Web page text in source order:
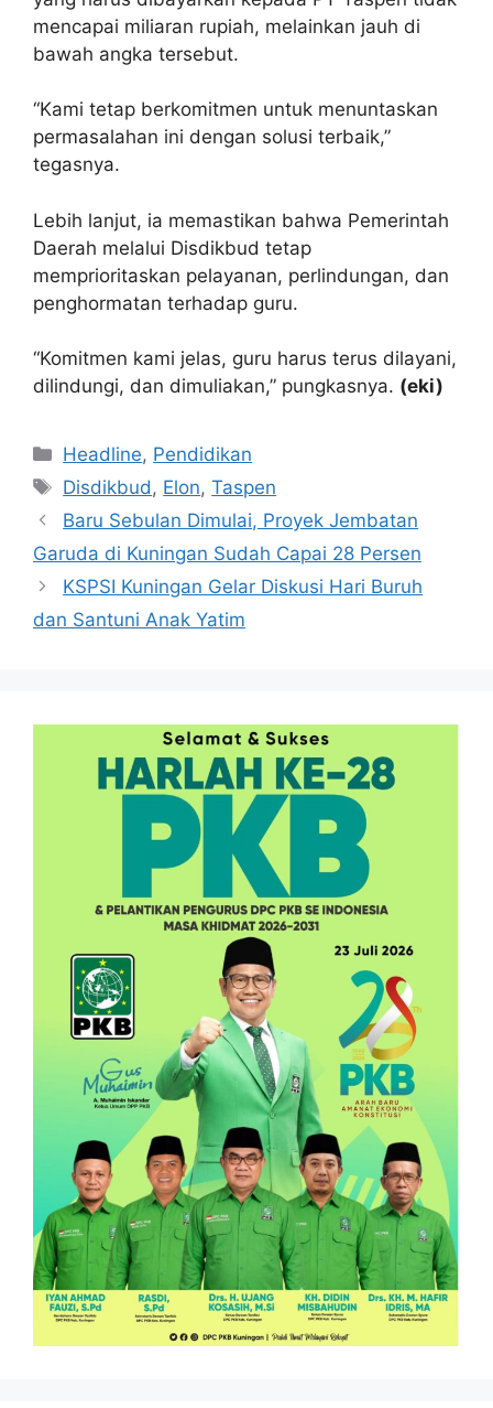
mencapai miliaran rupiah, melainkan jauh di
bawah angka tersebut.
“Kami tetap berkomitmen untuk menuntaskan
permasalahan ini dengan solusi terbaik,”
tegasnya.
Lebih lanjut, ia memastikan bahwa Pemerintah
Daerah melalui Disdikbud tetap
memprioritaskan pelayanan, perlindungan, dan
penghormatan terhadap guru.
“Komitmen kami jelas, guru harus terus dilayani,
dilindungi, dan dimuliakan,” pungkasnya. (eki)
Kategori
Headline, Pendidikan
Tag
Disdikbud, Elon,Taspen
Baru Sebulan Dimulai, Proyek Jembatan
Garuda di Kuningan Sudah Capai 28 Persen
KSPSI Kuningan Gelar Diskusi Hari Buruh
dan Santuni Anak Yatim